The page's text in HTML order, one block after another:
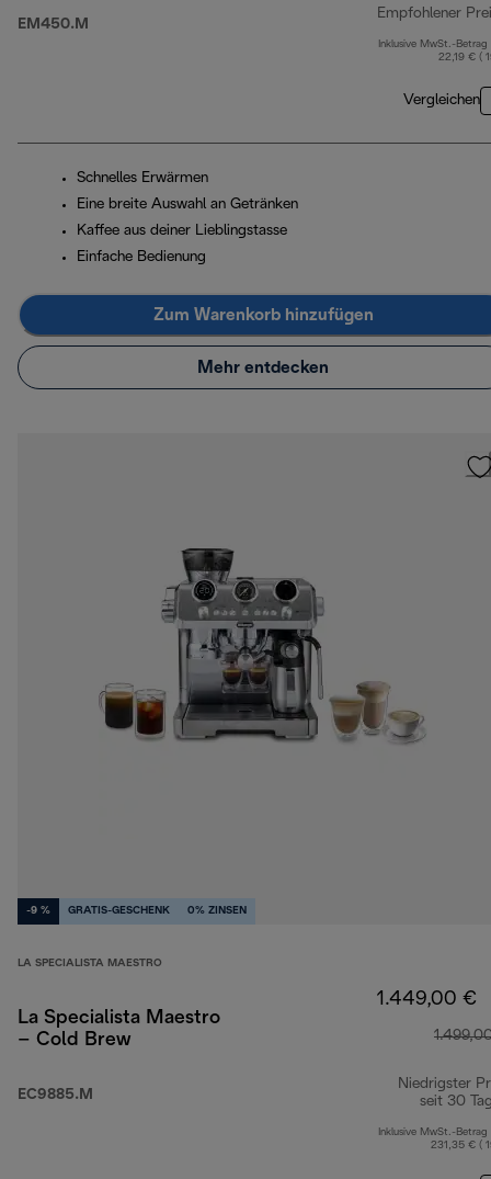
EM450.M
Empfohlener
Inklusive MwSt.-Betrag
22,19 € (
Vergleichen
Schnelles Erwärmen
Eine breite Auswahl an Getränken
Kaffee aus deiner Lieblingstasse
Einfache Bedienung
Zum Warenkorb hinzufügen
Mehr entdecken
-9 % GRATIS-GESCHENK 0% ZINSEN
LA SPECIALISTA MAESTRO
La Specialista Maestro
– Cold Brew
EC9885.M
1.449,00 €
Niedrigster
seit 30
Inklusive MwSt.-Betrag
231,35 € (